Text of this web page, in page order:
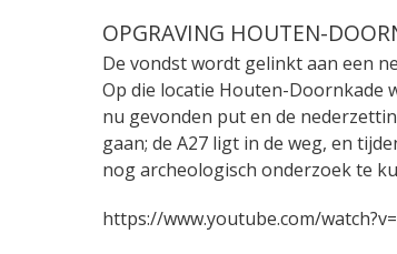
OPGRAVING HOUTEN-
De vondst wordt gelinkt aan een
Op die locatie Houten-Doornkade
nu gevonden put en de
gaan; de A27 ligt in de weg, en
nog archeologisch onderzoek te
https://www.youtube.com/